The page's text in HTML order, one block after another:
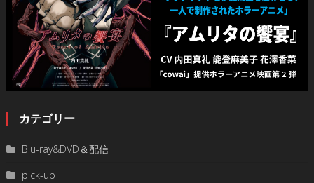
カテゴリー
Blu-ray&DVD＆配信
pick-up